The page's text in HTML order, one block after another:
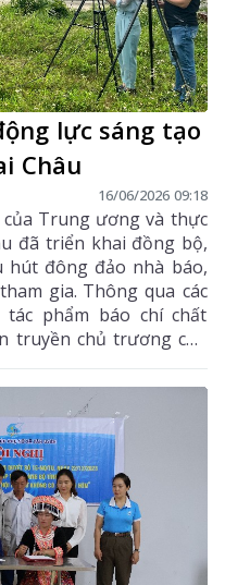
lực sáng tạo
Châu
16/06/2026 09:18
Trung ương và thực
đã triển khai đồng bộ,
hút đông đảo nhà báo,
qua các
phẩm báo chí chất
truyền chủ trương của
Nhà nước, quảng bá
lan tỏa những giá trị